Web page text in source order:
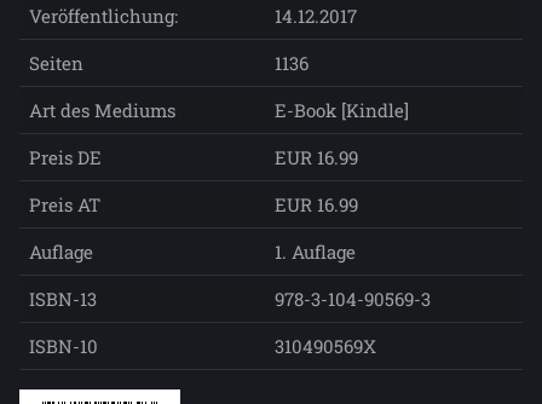
Veröffentlichung:
14.12.2017
Seiten
1136
Art des Mediums
E-Book [Kindle]
Preis DE
EUR 16.99
Preis AT
EUR 16.99
Auflage
1. Auflage
ISBN-13
978-3-104-90569-3
ISBN-10
310490569X